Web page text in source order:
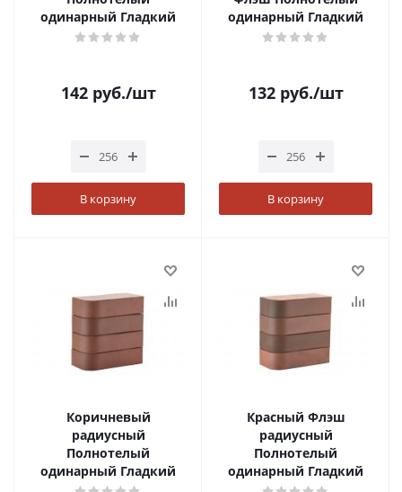
одинарный Гладкий
142руб./шт
В корзину
одинарный Гладкий
132руб./шт
В корзину
Коричневый
радиусный
Полнотелый
одинарный Гладкий
Красный Флэш
радиусный
Полнотелый
одинарный Гладкий